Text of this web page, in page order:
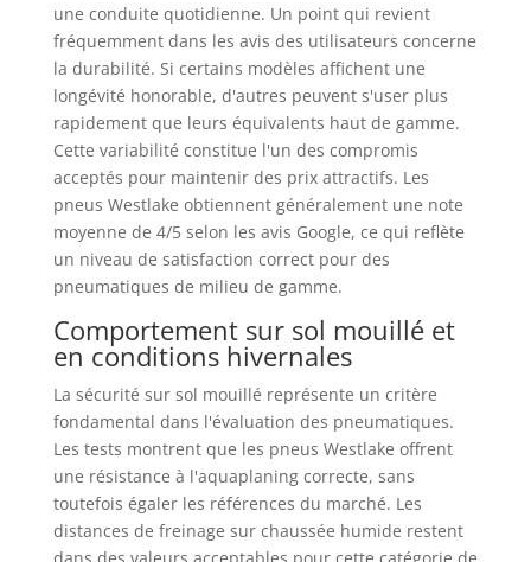
une conduite quotidienne. Un point qui revient
fréquemment dans les avis des utilisateurs concerne
la durabilité. Si certains modèles affichent une
longévité honorable, d'autres peuvent s'user plus
rapidement que leurs équivalents haut de gamme.
Cette variabilité constitue l'un des compromis
acceptés pour maintenir des prix attractifs. Les
pneus Westlake obtiennent généralement une note
moyenne de 4/5 selon les avis Google, ce qui reflète
un niveau de satisfaction correct pour des
pneumatiques de milieu de gamme.
Comportement sur sol mouillé et
en conditions hivernales
La sécurité sur sol mouillé représente un critère
fondamental dans l'évaluation des pneumatiques.
Les tests montrent que les pneus Westlake offrent
une résistance à l'aquaplaning correcte, sans
toutefois égaler les références du marché. Les
distances de freinage sur chaussée humide restent